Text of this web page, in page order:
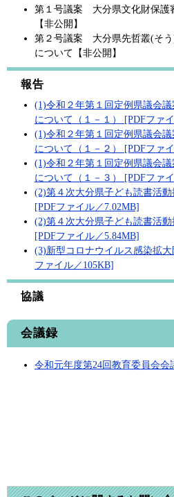
第１号議案 大分県文化財保護
【非公開】
第２号議案 大分県先哲叢(そ
について【非公開】
報告
(1)令和２年第１回定例県議会
について（１－１） [PDFファ
(1)令和２年第１回定例県議会
について（１－２） [PDFファ
(1)令和２年第１回定例県議会
について（１－３） [PDFファ
(2)第４次大分県子ども読書活動
[PDFファイル／7.02MB]
(2)第４次大分県子ども読書活動
[PDFファイル／5.84MB]
(3)新型コロナウイルス感染拡
ファイル／105KB]
協議
会議録
令和元年度第24回教育委員会会